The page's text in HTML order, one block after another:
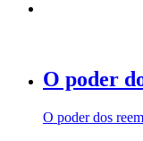
O poder
O poder dos